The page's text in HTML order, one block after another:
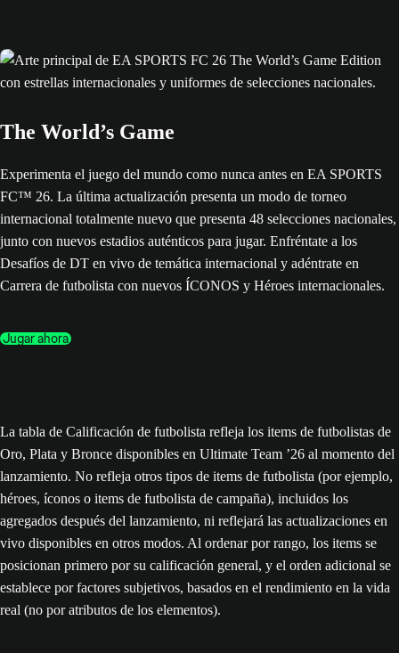
The World’s Game
Experimenta el juego del mundo como nunca antes en EA SPORTS
FC™ 26. La última actualización presenta un modo de torneo
internacional totalmente nuevo que presenta 48 selecciones nacionales,
junto con nuevos estadios auténticos para jugar. Enfréntate a los
Desafíos de DT en vivo de temática internacional y adéntrate en
Carrera de futbolista con nuevos ÍCONOS y Héroes internacionales.
Jugar ahora
La tabla de Calificación de futbolista refleja los items de futbolistas de
Oro, Plata y Bronce disponibles en Ultimate Team ’26 al momento del
lanzamiento. No refleja otros tipos de items de futbolista (por ejemplo,
héroes, íconos o items de futbolista de campaña), incluidos los
agregados después del lanzamiento, ni reflejará las actualizaciones en
vivo disponibles en otros modos. Al ordenar por rango, los items se
posicionan primero por su calificación general, y el orden adicional se
establece por factores subjetivos, basados en el rendimiento en la vida
real (no por atributos de los elementos).